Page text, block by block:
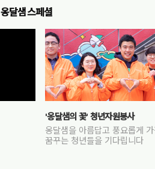
옹달샘 스페셜
'옹달샘의 꽃' 청년자원봉사
옹달샘을 아름답고 풍요롭게
꿈꾸는 청년들을 기다립니다